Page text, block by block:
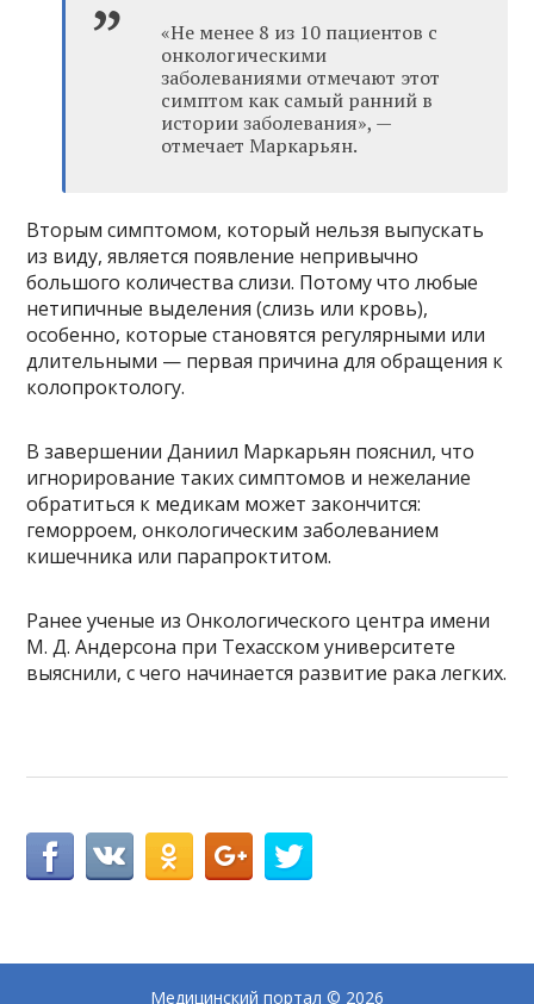
«Не менее 8 из 10 пациентов с
онкологическими
заболеваниями отмечают этот
симптом как самый ранний в
истории заболевания», —
отмечает Маркарьян.
Вторым симптомом, который нельзя выпускать
из виду, является появление непривычно
большого количества слизи. Потому что любые
нетипичные выделения (слизь или кровь),
особенно, которые становятся регулярными или
длительными — первая причина для обращения к
колопроктологу.
В завершении Даниил Маркарьян пояснил, что
игнорирование таких симптомов и нежелание
обратиться к медикам может закончится:
геморроем, онкологическим заболеванием
кишечника или парапроктитом.
Ранее ученые из Онкологического центра имени
М. Д. Андерсона при Техасском университете
выяснили, с чего начинается развитие рака легких.
Медицинский портал © 2026